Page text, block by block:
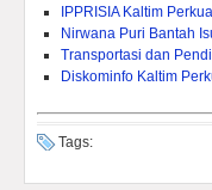
IPPRISIA Kaltim
Nirwana Puri Bantah
Transportasi dan
Diskominfo Kaltim
Tags: